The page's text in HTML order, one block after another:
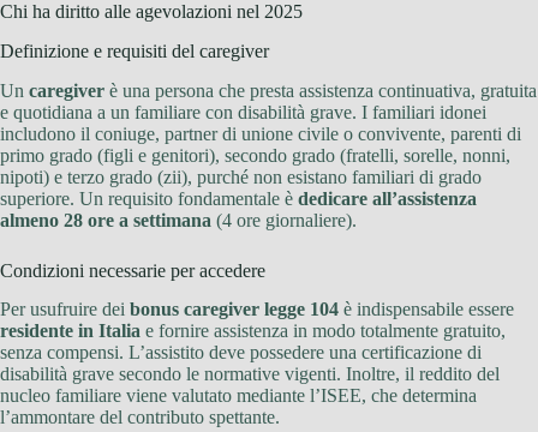
Chi ha diritto alle agevolazioni nel 2025
Definizione e requisiti del caregiver
Un caregiver è una persona che presta assistenza continuativa, gratuita
e quotidiana a un familiare con disabilità grave. I familiari idonei
includono il coniuge, partner di unione civile o convivente, parenti di
primo grado (figli e genitori), secondo grado (fratelli, sorelle, nonni,
nipoti) e terzo grado (zii), purché non esistano familiari di grado
superiore. Un requisito fondamentale è dedicare all’assistenza
almeno 28 ore a settimana (4 ore giornaliere).
Condizioni necessarie per accedere
Per usufruire dei bonus caregiver legge 104 è indispensabile essere
residente in Italia e fornire assistenza in modo totalmente gratuito,
senza compensi. L’assistito deve possedere una certificazione di
disabilità grave secondo le normative vigenti. Inoltre, il reddito del
nucleo familiare viene valutato mediante l’ISEE, che determina
l’ammontare del contributo spettante.